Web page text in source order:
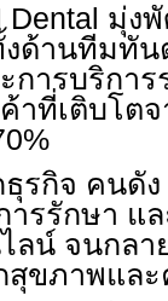
Dental มุ่ง
งด้านทีมทั
การบริกา
าที่เติบโตจ
รกิจ คนดั
ารรักษา แ
ลน์ จนกล
สุขภาพและ